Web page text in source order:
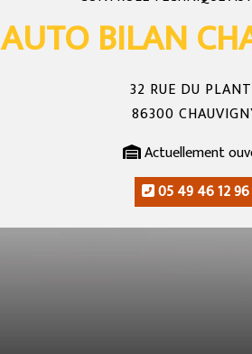
AUTO BILAN
32 RUE DU
86300
Actuellement
05 49 46 12 96